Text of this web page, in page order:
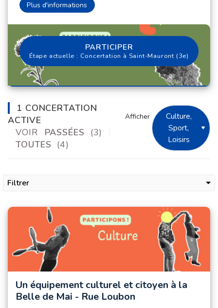
Co Plan Heat
Plus d'informations
PARTICIPER À LA
PARTICIPER
Étape actuelle : Concertation à Saint-Mauront (3e)
1 CONCERTATION
ACTIVE
VOIR
PASSÉES
(3)
TOUTES (4)
Afficher
Culture,
Sport,
Loisirs
Filtrer
Un équipement culturel et citoyen à la
Belle de Mai - Rue Loubon